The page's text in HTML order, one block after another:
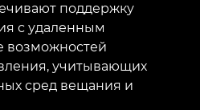
поддержку
с удаленным
возможностей
учитывающих
сред вещания и